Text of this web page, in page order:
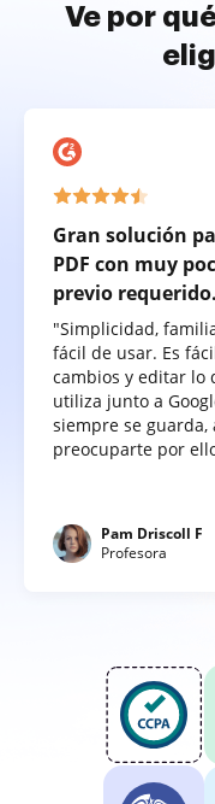
Ve por
Gran solución
PDF con muy
previo requerido.
"Simplicidad,
fácil de usar. Es
cambios y editar lo
utiliza junto a
siempre se
preocuparte por
Pam Driscoll F
Profesora